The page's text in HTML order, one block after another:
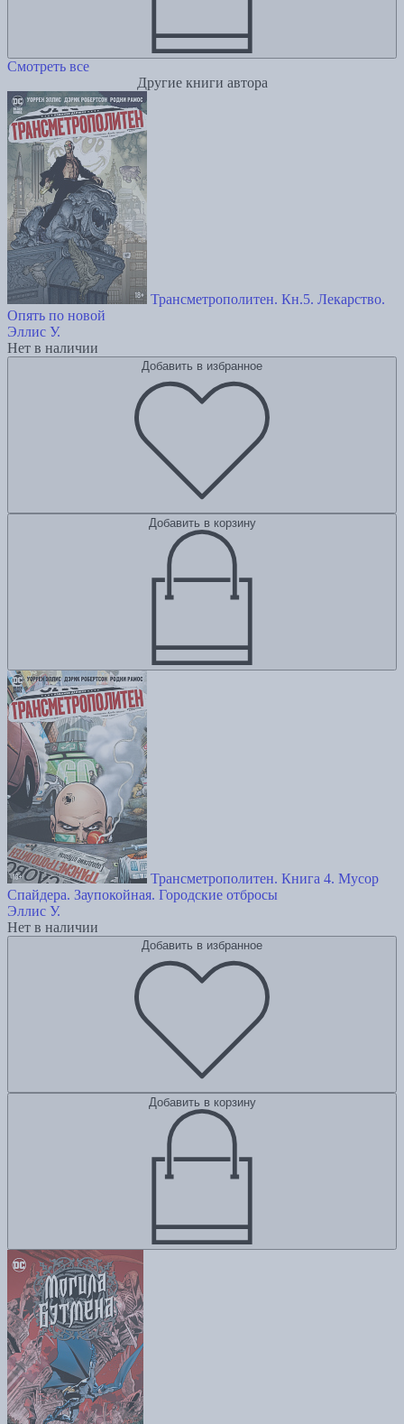
Смотреть все
Другие книги автора
Трансметрополитен. Кн.5. Лекарство.
Опять по новой
Эллис У.
Нет в наличии
Добавить в избранное
Добавить в корзину
Трансметрополитен. Книга 4. Мусор
Спайдера. Заупокойная. Городские отбросы
Эллис У.
Нет в наличии
Добавить в избранное
Добавить в корзину